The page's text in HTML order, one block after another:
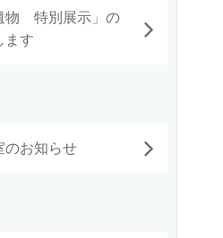
物 特別展示」の
ます
のお知らせ